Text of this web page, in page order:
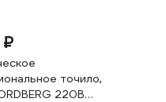
₽
точило,
220В